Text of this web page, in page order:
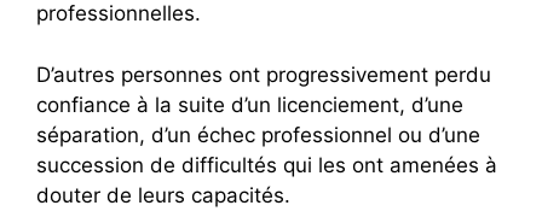
professionnelles.
D’autres personnes ont progressivement perdu
confiance à la suite d’un licenciement, d’une
séparation, d’un échec professionnel ou d’une
succession de difficultés qui les ont amenées à
douter de leurs capacités.